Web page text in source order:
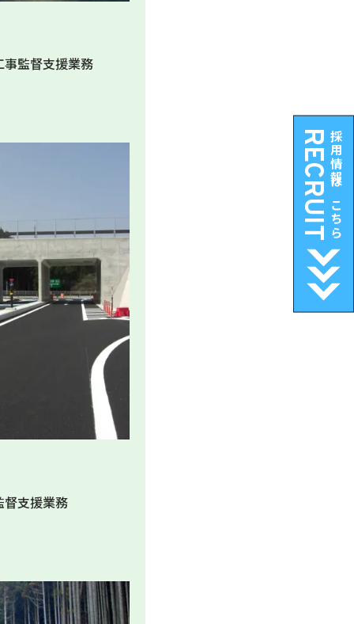
監督支援業務
督支援業務
採用情報はこちら
RECRUIT